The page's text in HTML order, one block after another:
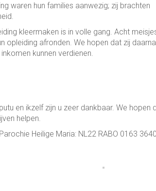
waren hun families aanwezig; zij brachten
kleermaken is in volle gang. Acht
opleiding afronden. We hopen dat zij daarna
kunnen verdienen.
en ikzelf zijn u zeer dankbaar. We hopen
helpen.
Heilige Maria: NL22 RABO 0163